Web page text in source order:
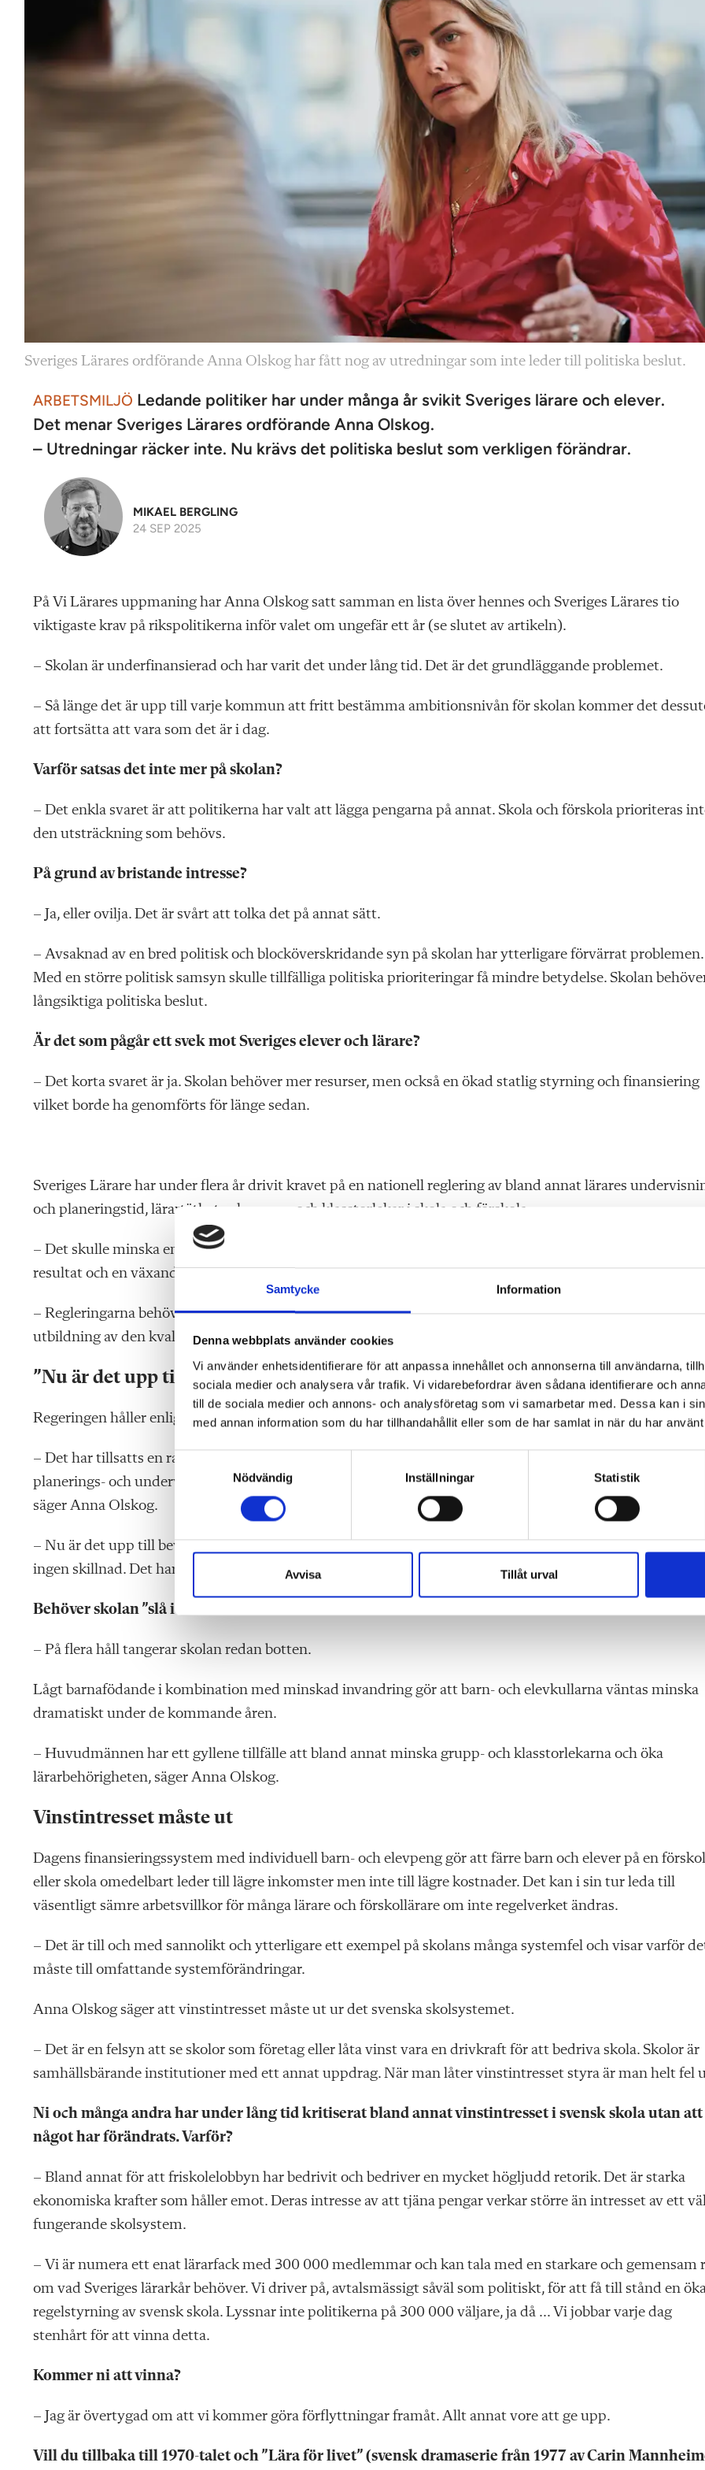
Samtycke Information
Denna webbplats använder cookies
Vi använder enhetsidentifierare för att anpassa innehållet och annonserna till användarna,
sociala medier och analysera vår trafik. Vi vidarebefordrar även sådana identifierare och
till de sociala medier och annons- och analysföretag som vi samarbetar med. Dessa kan i
med annan information som du har tillhandahållit eller som de har samlat in när du har
S
a
k
s
a
Nödvändig Inställningar Statistik
Avvisa Tillåt urval
Sveriges Lärares ordförande Anna Olskog har fått nog av utredningar som inte leder till politiska beslut.
ARBETSMILJÖ Ledande politiker har under många år svikit Sveriges lärare och elever.
Det menar Sveriges Lärares ordförande Anna Olskog.
– Utredningar räcker inte. Nu krävs det politiska beslut som verkligen förändrar.
MIKAEL BERGLING
24 SEP 2025
På Vi Lärares uppmaning har Anna Olskog satt samman en lista över hennes och Sveriges Lärares tio
viktigaste krav på rikspolitikerna inför valet om ungefär ett år (se slutet av artikeln).
– Skolan är underfinansierad och har varit det under lång tid. Det är det grundläggande problemet.
– Så länge det är upp till varje kommun att fritt bestämma ambitionsnivån för skolan kommer det
att fortsätta att vara som det är i dag.
Varför satsas det inte mer på skolan?
– Det enkla svaret är att politikerna har valt att lägga pengarna på annat. Skola och förskola prioriteras
den utsträckning som behövs.
På grund av bristande intresse?
– Ja, eller ovilja. Det är svårt att tolka det på annat sätt.
– Avsaknad av en bred politisk och blocköverskridande syn på skolan har ytterligare förvärrat problemen.
Med en större politisk samsyn skulle tillfälliga politiska prioriteringar få mindre betydelse. Skolan
långsiktiga politiska beslut.
Är det som pågår ett svek mot Sveriges elever och lärare?
– Det korta svaret är ja. Skolan behöver mer resurser, men också en ökad statlig styrning och finansiering
vilket borde ha genomförts för länge sedan.
Sveriges Lärare har under flera år drivit kravet på en nationell reglering av bland annat lärares
och planeringstid, lärartäthet och grupp- och klasstorlekar i skola och förskola.
– Det skulle minska en rad av skolans och förskolans problem, till exempel ökande sjuktal, sjunkande
resultat och en växande olikvärdighet som inte är något annat än ett svek.
– Regleringarna behövs för att lärare ska få vara lärare och ha möjlighet att verkligen ge barn och elever
utbildning av den kvalitet som de har rätt till.
”Nu är det upp till bevis”
Regeringen håller enligt egna uppgifter på att renovera skolsystemet.
– Det har tillsatts en rad utredningar som lagt en mängd bra förslag, till exempel reglering av lärares
planerings- och undervisningstid, förstärkningsundervisning och en nationell skolpengsnorm. Det är bra,
säger Anna Olskog.
– Nu är det upp till bevis och genomföra dem. Att bara komma med förslag och tillsätta utredningar gör
ingen skillnad. Det har även tidigare regeringar gjort.
Behöver skolan ”slå i botten” för att det ska fattas konkreta beslut?
– På flera håll tangerar skolan redan botten.
Lågt barnafödande i kombination med minskad invandring gör att barn- och elevkullarna väntas minska
dramatiskt under de kommande åren.
– Huvudmännen har ett gyllene tillfälle att bland annat minska grupp- och klasstorlekarna och öka
lärarbehörigheten, säger Anna Olskog.
Vinst­intresset måste ut
Dagens finansieringssystem med individuell barn- och elevpeng gör att färre barn och elever på en
eller skola omedelbart leder till lägre inkomster men inte till lägre kostnader. Det kan i sin tur leda till
väsentligt sämre arbetsvillkor för många lärare och förskollärare om inte regelverket ändras.
– Det är till och med sannolikt och ytterligare ett exempel på skolans många systemfel och visar varför
måste till omfattande systemförändringar.
Anna Olskog säger att vinst­intresset måste ut ur det svenska skolsystemet.
– Det är en felsyn att se skolor som företag eller låta vinst vara en drivkraft för att bedriva skola. Skolor är
samhällsbärande institutioner med ett annat uppdrag. När man låter vinstintresset styra är man helt fel
Ni och många andra har under lång tid kritiserat bland annat vinstintresset i svensk skola utan att
något har förändrats. Varför?
– Bland annat för att friskolelobbyn har bedrivit och bedriver en mycket högljudd retorik. Det är starka
ekonomiska krafter som håller emot. Deras intresse av att tjäna pengar verkar större än intresset av ett
fungerande skolsystem.
– Vi är numera ett enat lärarfack med 300 000 medlemmar och kan tala med en starkare och gemensam
om vad Sveriges lärarkår behöver. Vi driver på, avtalsmässigt såväl som politiskt, för att få till stånd en
regelstyrning av svensk skola. Lyssnar inte politikerna på 300 000 väljare, ja då … Vi jobbar varje dag
stenhårt för att vinna detta.
Kommer ni att vinna?
– Jag är övertygad om att vi kommer göra förflyttningar framåt. Allt annat vore att ge upp.
Vill du tillbaka till 1970-talet och ”Lära för livet” (svensk dramaserie från 1977 av Carin